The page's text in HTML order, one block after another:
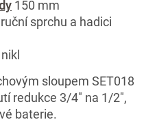
150 mm
sprchu a hadici
sloupem SET018
redukce 3/4" na 1/2",
baterie.